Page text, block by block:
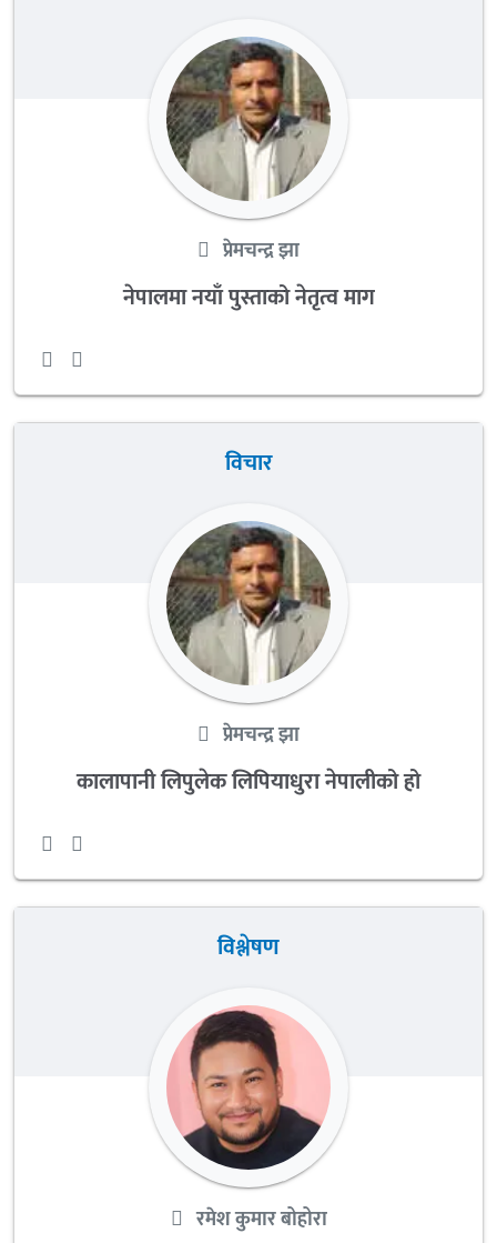
प्रेमचन्द्र झा
नेपालमा नयाँ पुस्ताको नेतृत्व माग
विचार
प्रेमचन्द्र झा
कालापानी लिपुलेक लिपियाधुरा नेपालीको हो
विश्लेषण
रमेश कुमार बोहोरा